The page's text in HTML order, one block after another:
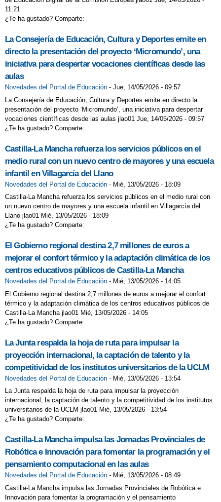
11:21
¿Te ha gustado? Comparte:
La Consejería de Educación, Cultura y Deportes emite en
directo la presentación del proyecto ‘Micromundo’, una
iniciativa para despertar vocaciones científicas desde las
aulas
Novedades del Portal de Educación - Jue, 14/05/2026 - 09:57
La Consejería de Educación, Cultura y Deportes emite en directo la
presentación del proyecto ‘Micromundo’, una iniciativa para despertar
vocaciones científicas desde las aulas jlao01 Jue, 14/05/2026 - 09:57
¿Te ha gustado? Comparte:
Castilla-La Mancha refuerza los servicios públicos en el
medio rural con un nuevo centro de mayores y una escuela
infantil en Villagarcía del Llano
Novedades del Portal de Educación - Mié, 13/05/2026 - 18:09
Castilla-La Mancha refuerza los servicios públicos en el medio rural con
un nuevo centro de mayores y una escuela infantil en Villagarcía del
Llano jlao01 Mié, 13/05/2026 - 18:09
¿Te ha gustado? Comparte:
El Gobierno regional destina 2,7 millones de euros a
mejorar el confort térmico y la adaptación climática de los
centros educativos públicos de Castilla-La Mancha
Novedades del Portal de Educación - Mié, 13/05/2026 - 14:05
El Gobierno regional destina 2,7 millones de euros a mejorar el confort
térmico y la adaptación climática de los centros educativos públicos de
Castilla-La Mancha jlao01 Mié, 13/05/2026 - 14:05
¿Te ha gustado? Comparte:
La Junta respalda la hoja de ruta para impulsar la
proyección internacional, la captación de talento y la
competitividad de los institutos universitarios de la UCLM
Novedades del Portal de Educación - Mié, 13/05/2026 - 13:54
La Junta respalda la hoja de ruta para impulsar la proyección
internacional, la captación de talento y la competitividad de los institutos
universitarios de la UCLM jlao01 Mié, 13/05/2026 - 13:54
¿Te ha gustado? Comparte:
Castilla-La Mancha impulsa las Jornadas Provinciales de
Robótica e Innovación para fomentar la programación y el
pensamiento computacional en las aulas
Novedades del Portal de Educación - Mié, 13/05/2026 - 08:49
Castilla-La Mancha impulsa las Jornadas Provinciales de Robótica e
Innovación para fomentar la programación y el pensamiento